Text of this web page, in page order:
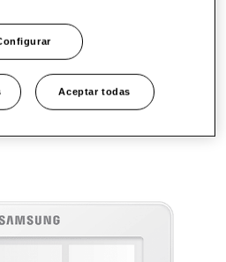
pueden configurar
para cada zona, por lo
de forma eficiente los
y el suelo
Aceptar todas